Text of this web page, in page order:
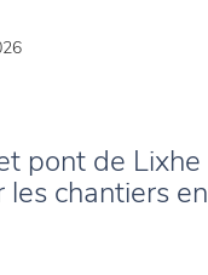
pont de Lixhe
chantiers en